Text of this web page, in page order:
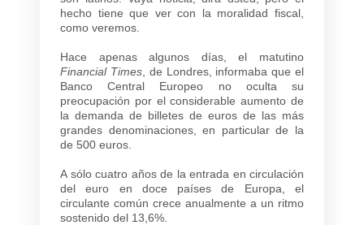
hecho tiene que ver con la moralidad fiscal,
como veremos.
Hace apenas algunos días, el matutino
Financial Times, de Londres, informaba que el
Banco Central Europeo no oculta su
preocupación por el considerable aumento de
la demanda de billetes de euros de las más
grandes denominaciones, en particular de la
de 500 euros.
A sólo cuatro años de la entrada en circulación
del euro en doce países de Europa, el
circulante común crece anualmente a un ritmo
sostenido del 13,6%.